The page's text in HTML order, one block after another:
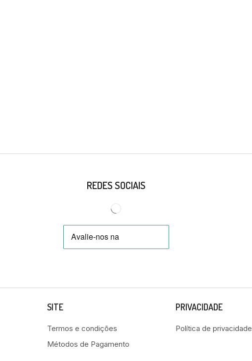
REDES SOCIAIS
SITE
Termos e condições
Métodos de Pagamento
PRIVACIDADE
Política de privacidade